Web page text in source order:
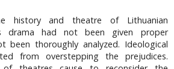
history and theatre of Lithuanian
drama had not been given proper
been thoroughly analyzed. Ideological
from overstepping the prejudices.